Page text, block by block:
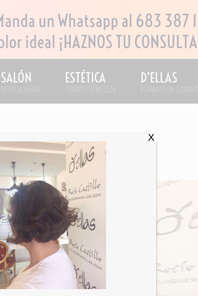
SALÓN
DE PELUQUERÍA
ESTÉTICA
CENTRO DE BELLEZA
D’ELLAS
ESTAMOS EN CONTACTO
X